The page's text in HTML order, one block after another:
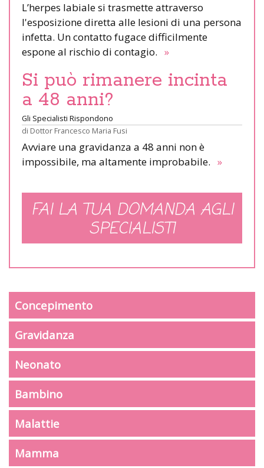
L’herpes labiale si trasmette attraverso
l'esposizione diretta alle lesioni di una persona
infetta. Un contatto fugace difficilmente
espone al rischio di contagio. »
Si può rimanere incinta
a 48 anni?
Gli Specialisti Rispondono
di Dottor Francesco Maria Fusi
Avviare una gravidanza a 48 anni non è
impossibile, ma altamente improbabile. »
FAI LA TUA DOMANDA AGLI
SPECIALISTI
Concepimento
Gravidanza
Neonato
Bambino
Malattie
Mamma